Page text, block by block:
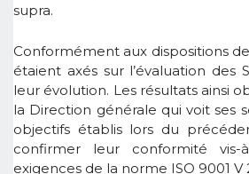
supra.
Conformément aux dispositions
étaient axés sur l’évaluation des
leur évolution. Les résultats ainsi
la Direction générale qui voit ses
objectifs établis lors du
confirmer leur conformité vis-
exigences de la norme ISO 9001 V